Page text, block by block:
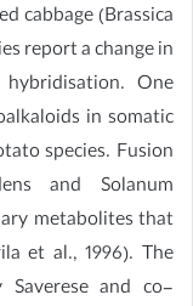
cabbage (Brassica
report a change in
One
in somatic
species. Fusion
and Solanum
metabolites that
et al., 1996). The
Saverese and co-